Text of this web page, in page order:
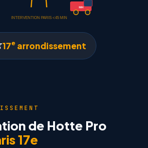
MH
INTERVENTION PARIS <45 MIN
17e arrondissement
de Hotte Pro
17e